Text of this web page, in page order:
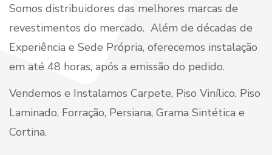
Somos distribuidores das melhores marcas de
revestimentos do mercado. Além de décadas de
Experiência e Sede Própria, oferecemos instalação
em até 48 horas, após a emissão do pedido.
Vendemos e Instalamos Carpete, Piso Vinílico, Piso
Laminado, Forração, Persiana, Grama Sintética e
Cortina.